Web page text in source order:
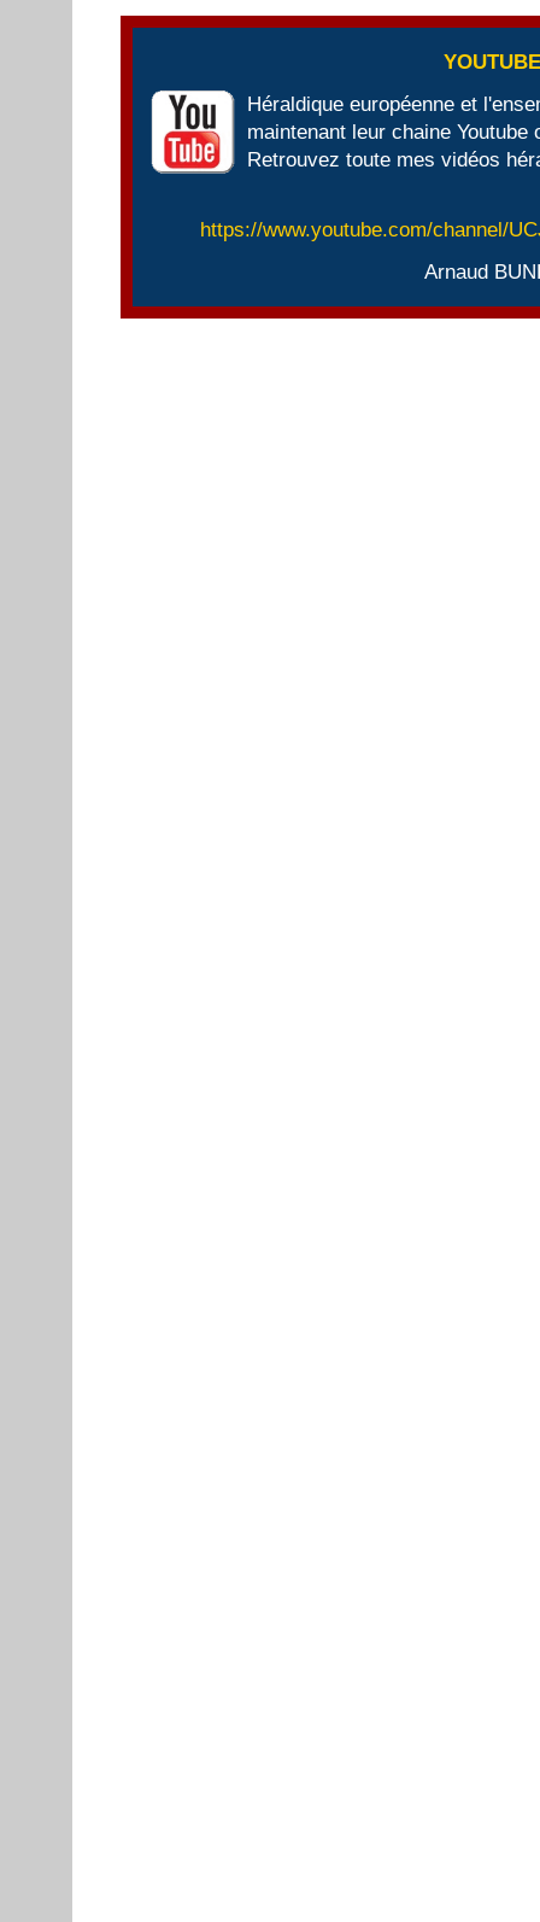
Héraldique européenne et
maintenant leur chaine Youtube
Retrouvez toute mes vidéos
https://www.youtube.com/channel/
Arnaud